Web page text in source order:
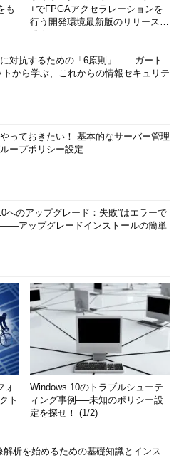
も
+でFPGAアクセラレーションを
行う開発環境最新版のリリースを
対抗するための「6原則」――ガート
から学ぶ、これからの情報セキュリテ
っておきたい！ 基本的なサーバー管理
ープポリシー設定
へのアップグレード：失敗”はエラーで
アップグレードインストールの簡単
ォ
ト
Windows 10のトラブルシューテ
ィング事例──未知のポリシー設
定を探せ！ (1/2)
解析を始めるための基礎知識とインス